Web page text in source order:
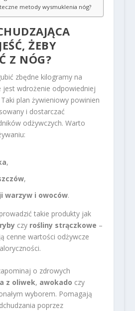
metody wysmuklenia nóg?
ŻEBY
Z NÓG?
zbędne kilogramy na
jest wdrożenie odpowiedniej
plan żywieniowy powinien
i dostarczać
odżywczych. Warto
,
,
warzyw i owoców.
takie produkty jak
rybyczy rośliny strączkowe –
cenne wartości odżywcze
o zdrowych
z oliwek, awokado czy
wyborem. Pomagają
poprzez